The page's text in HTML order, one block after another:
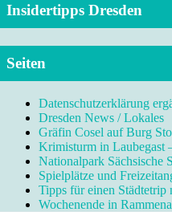
Insidertipps Dresden
Seiten
Datenschutzerklärung
Dresden News / Lokales
Gräfin Cosel auf Burg
Krimisturm in Laubegast
Nationalpark Sächsische
Spielplätze und
Tipps für einen Städtetrip
Wochenende in